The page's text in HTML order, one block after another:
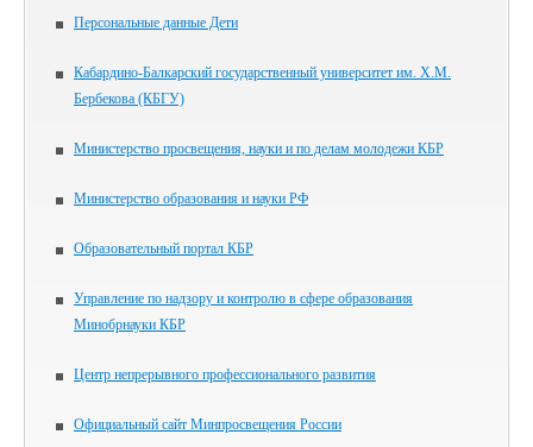
Персональные данные Дети
Кабардино-Балкарский государственный университет им. Х.М.
Бербекова (КБГУ)
Министерство просвещения, науки и по делам молодежи КБР
Министерство образования и науки РФ
Образовательный портал КБР
Управление по надзору и контролю в сфере образования
Минобрнауки КБР
Центр непрерывного профессионального развития
Официальный сайт Минпросвещения России